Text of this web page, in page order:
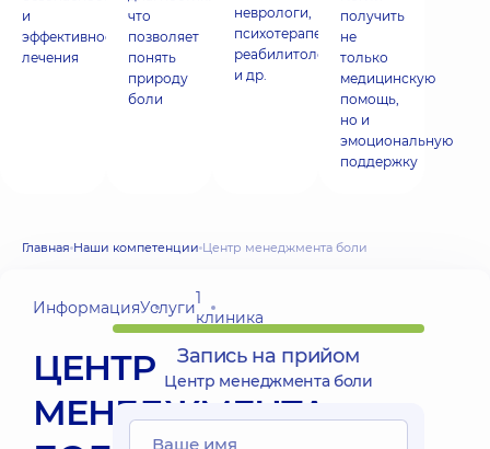
и
эффективность
лечения
что
позволяет
понять
природу
боли
неврологи,
психотерапевты,
реабилитологи
и др.
получить
не
только
медицинскую
помощь,
но и
эмоциональную
поддержку
Главная Наши компетенции Центр менеджмента боли
ИнформацияУслуги1
клиника
ЦЕНТР
МЕНЕДЖМЕНТА
Запись на прийом
Центр менеджмента боли